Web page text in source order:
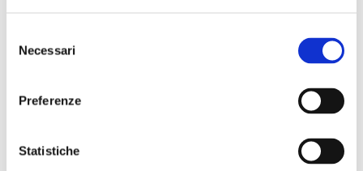
delNecessari
Preferenze
Statistiche
💡Fotovoltaico Virtuale: cos’è, come funziona e
Fotovoltaico Condiviso: come funziona e
quando conviene